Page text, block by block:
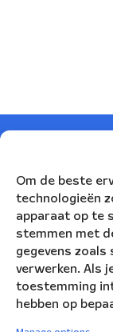
Om de beste
technologieën
apparaat op te
stemmen met
gegevens zoals
verwerken. Als
toestemming
hebben op